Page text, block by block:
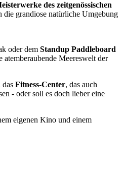
des zeitgenössischen
grandiose natürliche Umgebung
oder dem Standup Paddleboard
Meereswelt der
das Fitness-Center, das auch
- oder soll es doch lieber eine
eigenen Kino und einem